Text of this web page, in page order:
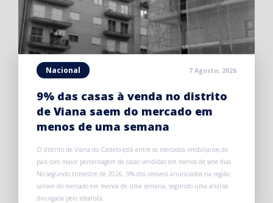
Nacional 7 Agosto, 2026
9% das casas à venda no distrito
de Viana saem do mercado em
menos de uma semana
O distrito de Viana do Castelo está entre os mercados imobiliários do
país com maior percentagem de casas vendidas em menos de sete dias.
No segundo trimestre de 2026, 9% dos imóveis anunciados na região
saíram do mercado em menos de uma semana, segundo uma análise
divulgada pelo idealista.